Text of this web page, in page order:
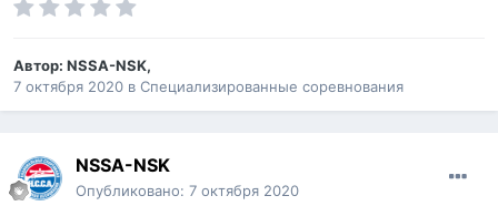
Автор: NSSA-NSK,
7 октября 2020 в Специализированные соревнования
NSSA-NSK
Опубликовано: 7 октября 2020